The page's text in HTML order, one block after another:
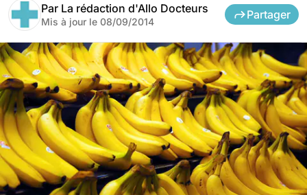
Par La rédaction d'Allo Docteurs
Mis à jour le 08/09/2014
Partager